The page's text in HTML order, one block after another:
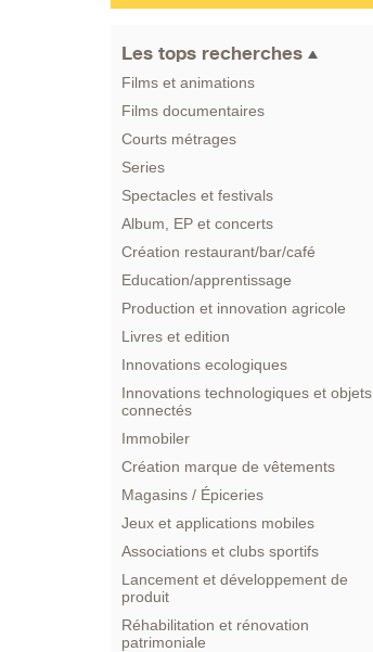
Les tops recherches
Films et animations
Films documentaires
Courts métrages
Series
Spectacles et festivals
Album, EP et concerts
Création restaurant/bar/café
Education/apprentissage
Production et innovation agricole
Livres et edition
Innovations ecologiques
Innovations technologiques et objets
connectés
Immobiler
Création marque de vêtements
Magasins / Épiceries
Jeux et applications mobiles
Associations et clubs sportifs
Lancement et développement de
produit
Réhabilitation et rénovation
patrimoniale